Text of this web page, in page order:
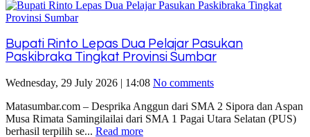
Bupati Rinto Lepas Dua Pelajar Pasukan
Paskibraka Tingkat Provinsi Sumbar
Wednesday, 29 July 2026 | 14:08 No comments
Matasumbar.com – Desprika Anggun dari SMA 2 Sipora dan Aspan
Musa Rimata Samingilailai dari SMA 1 Pagai Utara Selatan (PUS)
berhasil terpilih se... Read more